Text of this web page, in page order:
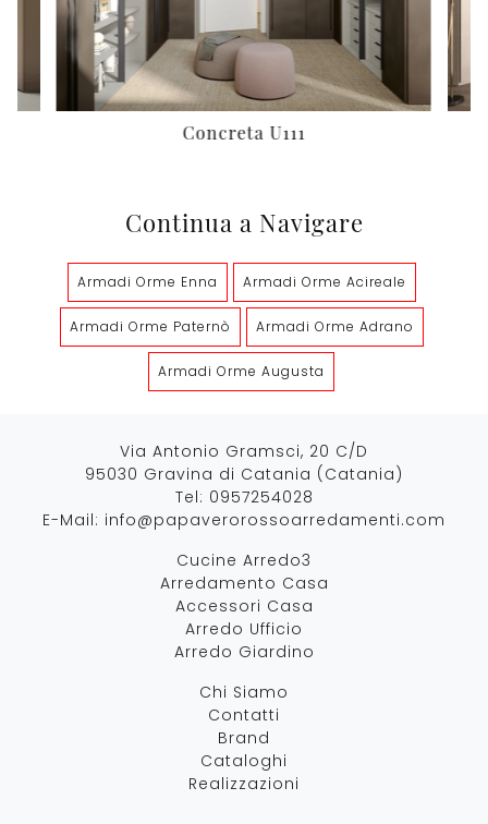
Concreta U111
Continua a Navigare
Armadi Orme Enna Armadi Orme Acireale
Armadi Orme Paternò Armadi Orme Adrano
Armadi Orme Augusta
Via Antonio Gramsci, 20 C/D
95030 Gravina di Catania (Catania)
Tel: 0957254028
E-Mail: info@papaverorossoarredamenti.com
Cucine Arredo3
Arredamento Casa
Accessori Casa
Arredo Ufficio
Arredo Giardino
Chi Siamo
Contatti
Brand
Cataloghi
Realizzazioni